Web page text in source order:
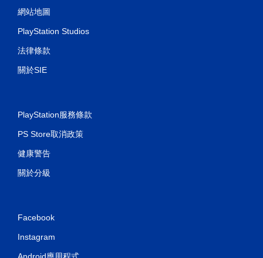
網站地圖
PlayStation Studios
法律條款
關於SIE
PlayStation服務條款
PS Store取消政策
健康警告
關於分級
Facebook
Instagram
Android應用程式